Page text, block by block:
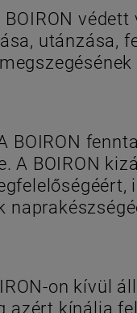
védett
utánzása,
BOIRON
BOIRON
on kívül
azért kínálja